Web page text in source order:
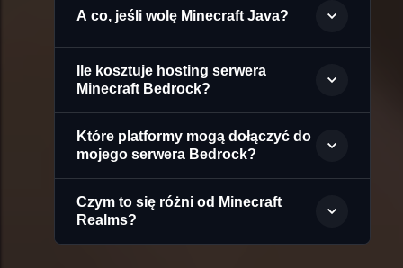
A co, jeśli wolę Minecraft Java?
Ile kosztuje hosting serwera
Minecraft Bedrock?
Które platformy mogą dołączyć do
mojego serwera Bedrock?
Czym to się różni od Minecraft
Realms?